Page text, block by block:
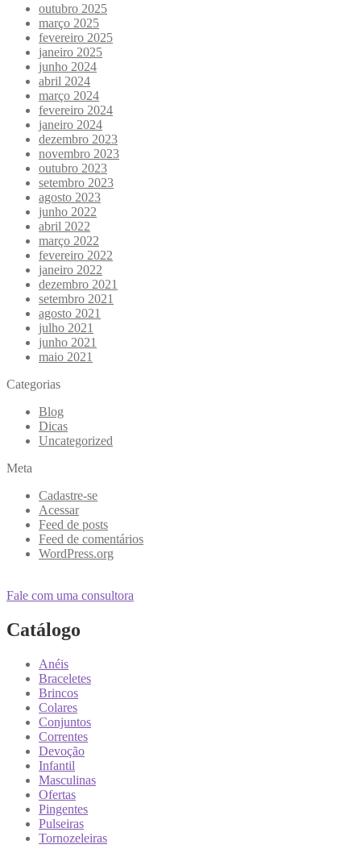
outubro 2025
março 2025
fevereiro 2025
janeiro 2025
junho 2024
abril 2024
março 2024
fevereiro 2024
janeiro 2024
dezembro 2023
novembro 2023
outubro 2023
setembro 2023
agosto 2023
junho 2022
abril 2022
março 2022
fevereiro 2022
janeiro 2022
dezembro 2021
setembro 2021
agosto 2021
julho 2021
junho 2021
maio 2021
Categorias
Blog
Dicas
Uncategorized
Meta
Cadastre-se
Acessar
Feed de posts
Feed de comentários
WordPress.org
Fale com uma consultora
Catálogo
Anéis
Braceletes
Brincos
Colares
Conjuntos
Correntes
Devoção
Infantil
Masculinas
Ofertas
Pingentes
Pulseiras
Tornozeleiras